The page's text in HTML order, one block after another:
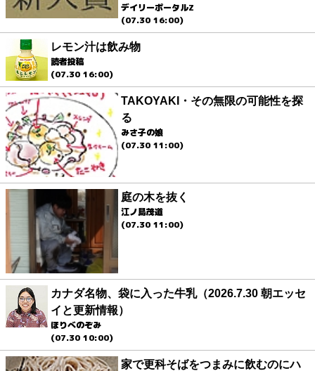
デイリーポータルZ
(07.30 16:00)
レモン汁は飲み物
読者投稿
(07.30 16:00)
TAKOYAKI・その無限の可能性を探
る
みさ子の娘
(07.30 11:00)
庭の木を抜く
江ノ島茂道
(07.30 11:00)
カナダ名物、袋に入った牛乳（2026.7.30 朝エッセ
イと更新情報）
ほりべのぞみ
(07.30 10:00)
家で更科そばをつまみに飲むのにハ